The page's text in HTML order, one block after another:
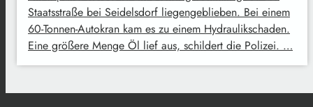
Staatsstraße bei Seidelsdorf liegengeblieben. Bei einem
60-Tonnen-Autokran kam es zu einem Hydraulikschaden.
Eine größere Menge Öl lief aus, schildert die Polizei. …